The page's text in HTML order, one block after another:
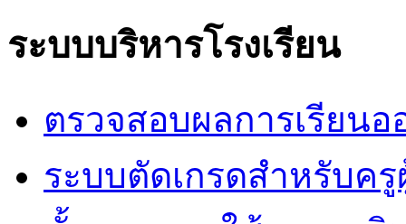
ระบบบริหารโรงเรียน
ตรวจสอบผลการเรียน
ระบบตัดเกรดสำหรับค